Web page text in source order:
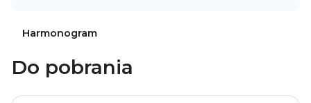
Harmonogram
Do pobrania